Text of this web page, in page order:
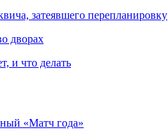
затеявшего перепланировку
дворах
и что делать
«Матч года»